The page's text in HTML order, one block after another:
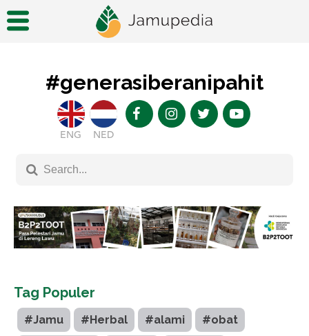
#generasiberanipahit
ENG NED
Tag Populer
#Jamu #Herbal #alami #obat